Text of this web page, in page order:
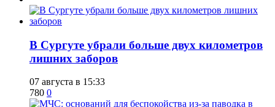
​В Сургуте убрали больше двух километров
лишних заборов
07 августа в 15:33
780 0